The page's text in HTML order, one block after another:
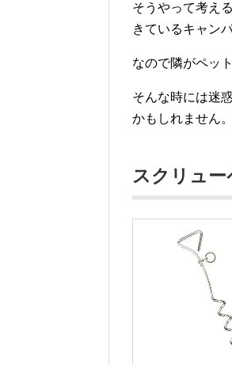
そうやって考え
きているキャン
なので隣がペッ
そんな時には迷
かもしれません
スクリュー